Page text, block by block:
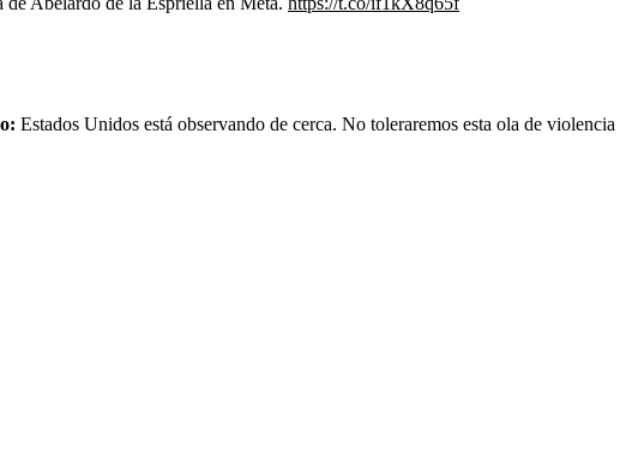
Estados Unidos está observando de cerca. No toleraremos esta ola de violencia